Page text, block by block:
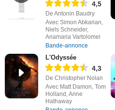
4,5
De Antonin Baudry
Avec Simon Abkarian,
Niels Schneider,
Anamaria Vartolomei
Bande-annonce
L'Odyssée
4,3
De Christopher Nolan
Avec Matt Damon, Tom
Holland, Anne
Hathaway